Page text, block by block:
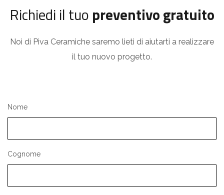
Richiedi il tuo preventivo gratuito
Noi di Piva Ceramiche saremo lieti di aiutarti a realizzare
il tuo nuovo progetto.
Nome
Cognome